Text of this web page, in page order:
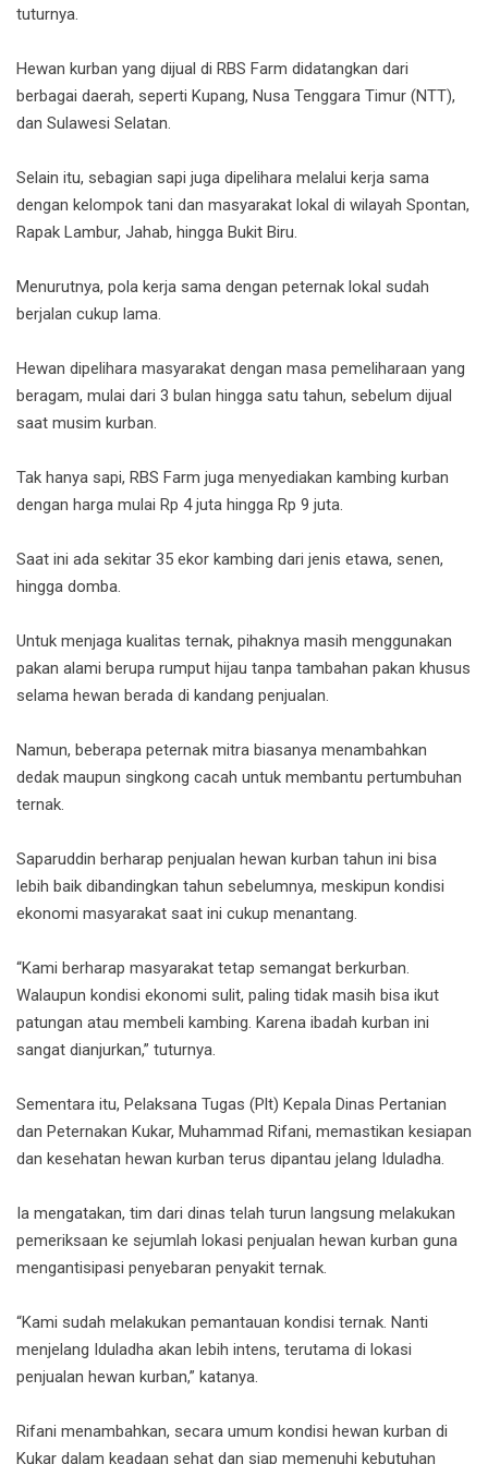
tuturnya.
Hewan kurban yang dijual di RBS Farm didatangkan dari
berbagai daerah, seperti Kupang, Nusa Tenggara Timur (NTT),
dan Sulawesi Selatan.
Selain itu, sebagian sapi juga dipelihara melalui kerja sama
dengan kelompok tani dan masyarakat lokal di wilayah Spontan,
Rapak Lambur, Jahab, hingga Bukit Biru.
Menurutnya, pola kerja sama dengan peternak lokal sudah
berjalan cukup lama.
Hewan dipelihara masyarakat dengan masa pemeliharaan yang
beragam, mulai dari 3 bulan hingga satu tahun, sebelum dijual
saat musim kurban.
Tak hanya sapi, RBS Farm juga menyediakan kambing kurban
dengan harga mulai Rp 4 juta hingga Rp 9 juta.
Saat ini ada sekitar 35 ekor kambing dari jenis etawa, senen,
hingga domba.
Untuk menjaga kualitas ternak, pihaknya masih menggunakan
pakan alami berupa rumput hijau tanpa tambahan pakan khusus
selama hewan berada di kandang penjualan.
Namun, beberapa peternak mitra biasanya menambahkan
dedak maupun singkong cacah untuk membantu pertumbuhan
ternak.
Saparuddin berharap penjualan hewan kurban tahun ini bisa
lebih baik dibandingkan tahun sebelumnya, meskipun kondisi
ekonomi masyarakat saat ini cukup menantang.
“Kami berharap masyarakat tetap semangat berkurban.
Walaupun kondisi ekonomi sulit, paling tidak masih bisa ikut
patungan atau membeli kambing. Karena ibadah kurban ini
sangat dianjurkan,” tuturnya.
Sementara itu, Pelaksana Tugas (Plt) Kepala Dinas Pertanian
dan Peternakan Kukar, Muhammad Rifani, memastikan kesiapan
dan kesehatan hewan kurban terus dipantau jelang Iduladha.
Ia mengatakan, tim dari dinas telah turun langsung melakukan
pemeriksaan ke sejumlah lokasi penjualan hewan kurban guna
mengantisipasi penyebaran penyakit ternak.
“Kami sudah melakukan pemantauan kondisi ternak. Nanti
menjelang Iduladha akan lebih intens, terutama di lokasi
penjualan hewan kurban,” katanya.
Rifani menambahkan, secara umum kondisi hewan kurban di
Kukar dalam keadaan sehat dan siap memenuhi kebutuhan